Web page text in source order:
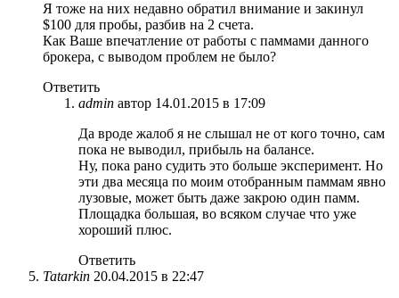
Я тоже на них недавно обратил внимание и закинул
$100 для пробы, разбив на 2 счета.
Как Ваше впечатление от работы с паммами данного
брокера, с выводом проблем не было?
Ответить
admin автор 14.01.2015 в 17:09
Да вроде жалоб я не слышал не от кого точно, сам
пока не выводил, прибыль на балансе.
Ну, пока рано судить это больше эксперимент. Но
эти два месяца по моим отобранным паммам явно
лузовые, может быть даже закрою один памм.
Площадка большая, во всяком случае что уже
хороший плюс.
Ответить
Tatarkin 20.04.2015 в 22:47